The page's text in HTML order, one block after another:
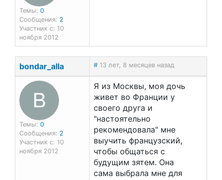
Темы: 0
Сообщения: 2
Участник с: 10
ноября 2012
bondar_alla # 13 лет, 8 месяцев назад
B
Темы: 0
Сообщения: 2
Участник с: 10
ноября 2012
Я из Москвы, моя дочь
живет во Франции у
своего друга и
"настоятельно
рекомендовала" мне
выучить французский,
чтобы общаться с
будущим зятем. Она
сама выбрала мне для